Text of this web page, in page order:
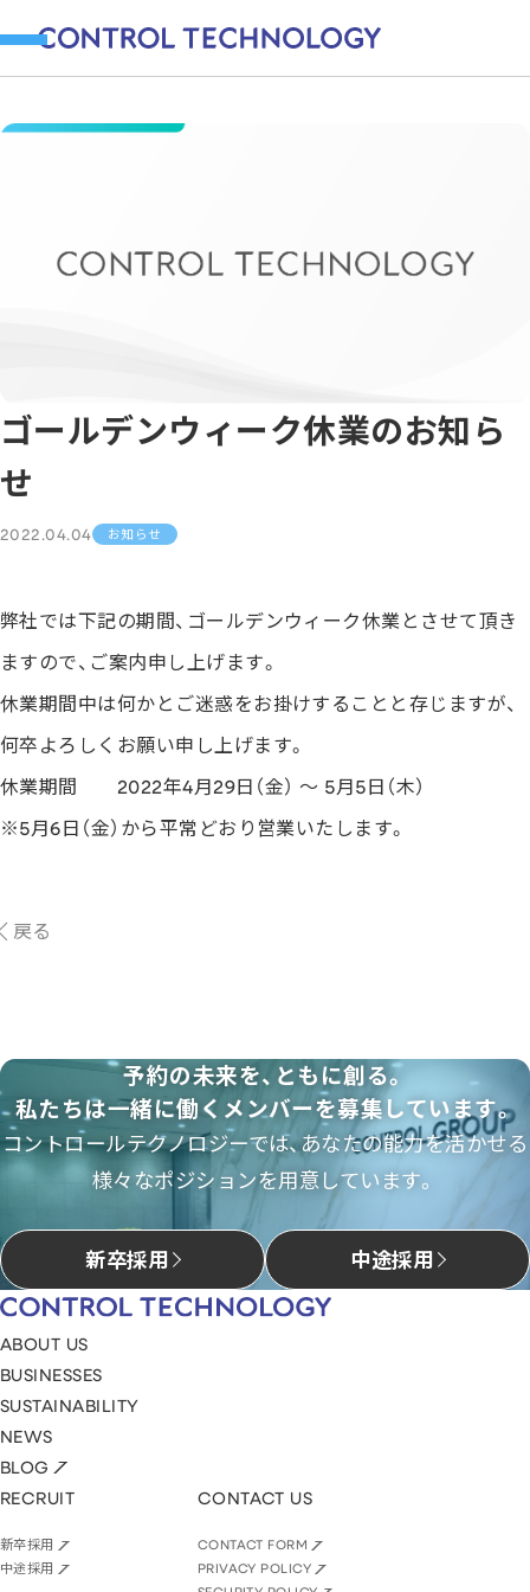
ゴールデンウィーク休業のお知ら
せ
2022.04.04 お知らせ
弊社では下記の期間、ゴールデンウィーク休業とさせて頂き
ますので、ご案内申し上げます。
休業期間中は何かとご迷惑をお掛けすることと存じますが、
何卒よろしくお願い申し上げます。
休業期間 2022年4月29日（金） ～ 5月5日（木）
※5月6日（金）から平常どおり営業いたします。
戻る
予約の未来を、ともに創る。
私たちは一緒に働くメンバーを募集しています。
コントロールテクノロジーでは、あなたの能力を活かせる
様々なポジションを用意しています。
新卒採用 中途採用
ABOUT US
BUSINESSES
SUSTAINABILITY
NEWS
BLOG
RECRUIT
新卒採用
中途採用
CONTACT US
CONTACT FORM
PRIVACY POLICY